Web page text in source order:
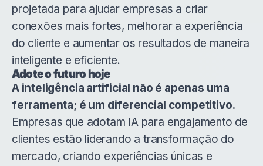
projetada para ajudar empresas a criar
conexões mais fortes, melhorar a experiência
do cliente e aumentar os resultados de maneira
inteligente e eficiente.
Adote o futuro hoje
A inteligência artificial não é apenas uma
ferramenta; é um diferencial competitivo.
Empresas que adotam IA para engajamento de
clientes estão liderando a transformação do
mercado, criando experiências únicas e